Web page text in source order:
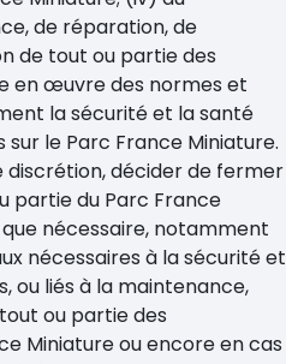
de réparation, de
de tout ou partie des
en œuvre des normes et
la sécurité et la santé
le Parc France Miniature.
discrétion, décider de fermer
partie du Parc France
nécessaire, notamment
nécessaires à la sécurité et
ou liés à la maintenance,
ou partie des
Miniature ou encore en cas